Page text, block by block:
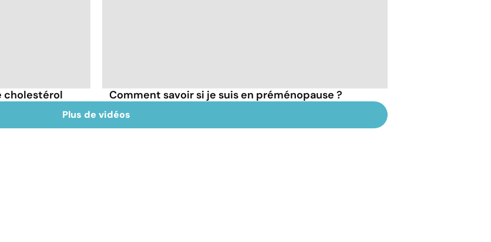
cholestérol Comment savoir si je suis en préménopause ?
Plus de vidéos